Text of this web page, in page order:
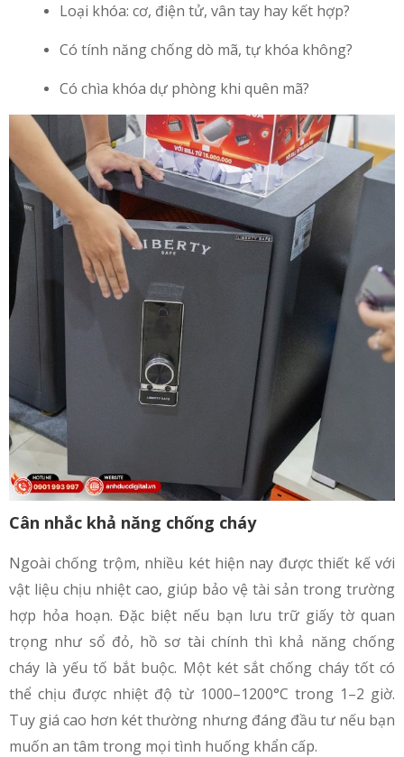
Loại khóa: cơ, điện tử, vân tay hay kết hợp?
Có tính năng chống dò mã, tự khóa không?
Có chìa khóa dự phòng khi quên mã?
Cân nhắc khả năng chống cháy
Ngoài chống trộm, nhiều két hiện nay được thiết kế với
vật liệu chịu nhiệt cao, giúp bảo vệ tài sản trong trường
hợp hỏa hoạn. Đặc biệt nếu bạn lưu trữ giấy tờ quan
trọng như sổ đỏ, hồ sơ tài chính thì khả năng chống
cháy là yếu tố bắt buộc. Một két sắt chống cháy tốt có
thể chịu được nhiệt độ từ 1000–1200°C trong 1–2 giờ.
Tuy giá cao hơn két thường nhưng đáng đầu tư nếu bạn
muốn an tâm trong mọi tình huống khẩn cấp.